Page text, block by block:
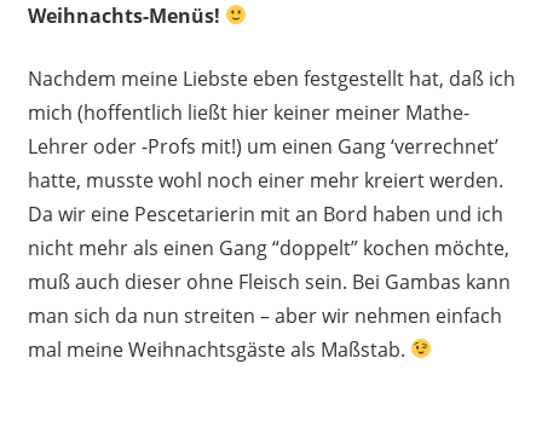
Weihnachts-Menüs!
Nachdem meine Liebste eben festgestellt hat, daß ich
mich (hoffentlich ließt hier keiner meiner Mathe-
Lehrer oder -Profs mit!) um einen Gang ‘verrechnet’
hatte, musste wohl noch einer mehr kreiert werden.
Da wir eine Pescetarierin mit an Bord haben und ich
nicht mehr als einen Gang “doppelt” kochen möchte,
muß auch dieser ohne Fleisch sein. Bei Gambas kann
man sich da nun streiten – aber wir nehmen einfach
mal meine Weihnachtsgäste als Maßstab.